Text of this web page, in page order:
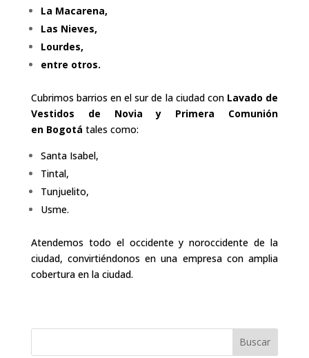
La Macarena,
Las Nieves,
Lourdes,
entre otros.
Cubrimos barrios en el sur de la ciudad con Lavado de
Vestidos de Novia y Primera Comunión
enBogotá tales como:
Santa Isabel,
Tintal,
Tunjuelito,
Usme.
Atendemos todo el occidente y noroccidente de la
ciudad, convirtiéndonos en una empresa con amplia
cobertura en la ciudad.